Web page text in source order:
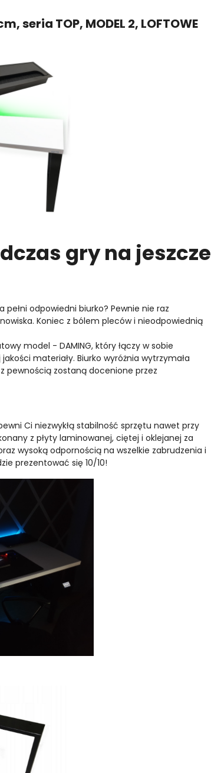
Marka DAMING
Rok produkcji
seria TOP, MODEL 2, LOFTOWE
gry na jeszcze
odpowiedni biurko? Pewnie nie raz
Koniec z bólem pleców i nieodpowiednią
model - DAMING, który łączy w sobie
materiały. Biurko wyróżnia wytrzymała
pewnością zostaną docenione przez
Ci niezwykłą stabilność sprzętu nawet przy
z płyty laminowanej, ciętej i oklejanej za
wysoką odpornością na wszelkie zabrudzenia i
prezentować się 10/10!